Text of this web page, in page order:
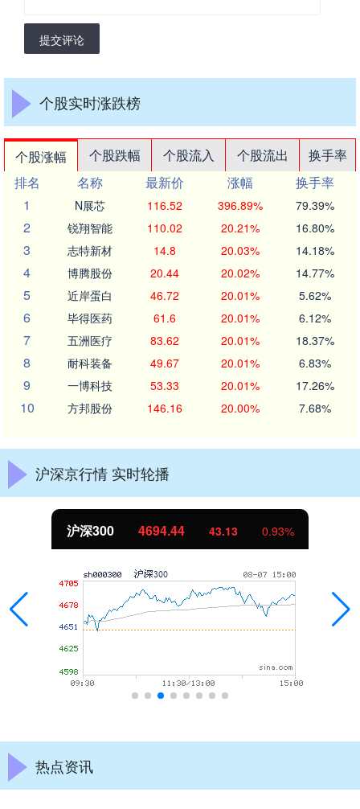
提交评论
个股实时涨跌榜
个股涨幅 个股跌幅 个股流入 个股流出
换手率
排名
名称 最新价 涨幅
换手率
1
N展芯 116.52 396.89% 79.39%
2 锐翔智能 110.02 20.21% 16.80%
3 志特新材 14.8 20.03% 14.18%
4 博腾股份 20.44 20.02% 14.77%
5 近岸蛋白 46.72 20.01% 5.62%
6 毕得医药 61.6 20.01% 6.12%
7 五洲医疗 83.62 20.01% 18.37%
8 耐科装备 49.67 20.01% 6.83%
9 一博科技 53.33 20.01% 17.26%
10 方邦股份 146.16 20.00% 7.68%
沪深京行情 实时轮播
沪深300 4694.44 43.13 0.93%
热点资讯